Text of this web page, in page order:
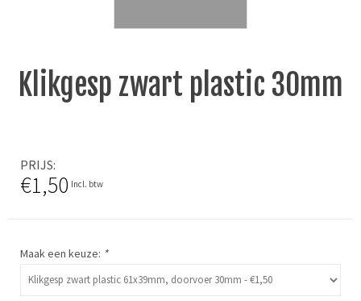
Klikgesp zwart plastic 30mm
PRIJS
€1,50 Incl. btw
Maak een keuze: *